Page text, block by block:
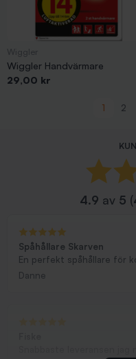
Wiggler Handvärmare
Pris
29,00 kr
Visar 1-48 av 917 objekt
1 2
4.9 av 5 (
Spåhållare Skarven
En perfekt spåhållare för
Danne